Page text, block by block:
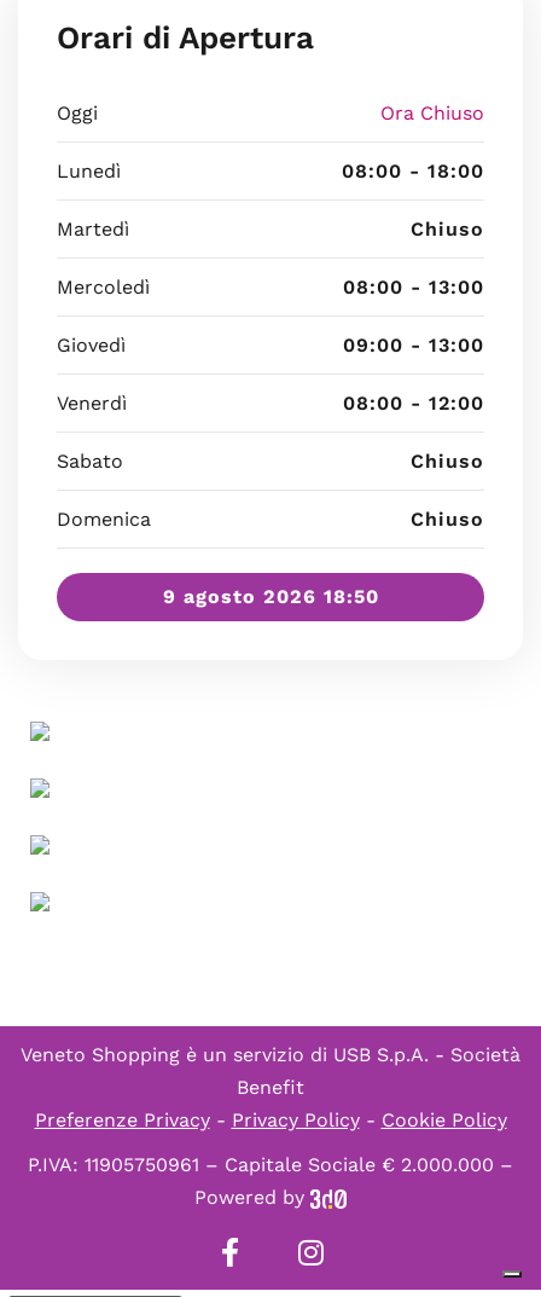
Orari di Apertura
Oggi Ora Chiuso
Lunedì 08:00 - 18:00
Martedì Chiuso
Mercoledì 08:00 - 13:00
Giovedì 09:00 - 13:00
Venerdì 08:00 - 12:00
Sabato Chiuso
Domenica Chiuso
9 agosto 2026 18:50
Veneto Shopping è un servizio di USB S.p.A. - Società
Benefit
Preferenze Privacy- Privacy Policy- Cookie Policy
P.IVA: 11905750961 – Capitale Sociale € 2.000.000 –
Powered by